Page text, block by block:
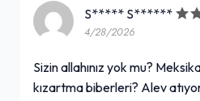
S***** S******
4/28/2026
Sizin allahınız yok mu?
kızartma biberleri? Alev